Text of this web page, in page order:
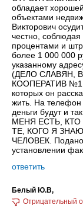
обладает
объектами
Викторович
честно, соблюдая
процентами и
более 1 000 000
указанному
(ДЕЛО СЛАВЯН,
КООПЕРАТИВ №1,
которых он
жить. На телефон
деньги будут и
МЕНЯ ЕСТЬ, КТО
ТЕ, КОГО Я
ЧЕЛОВЕК. Подано
установлении
ответить
Белый Ю.В,